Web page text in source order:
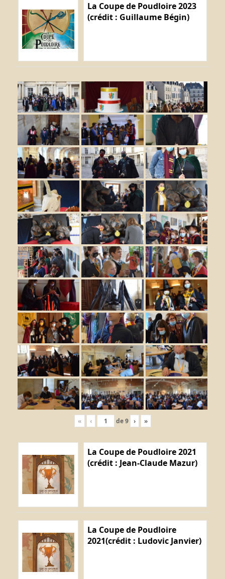
La Coupe de Poudloire 2023
(crédit : Guillaume Bégin)
« ‹ de9 › »
La Coupe de Poudloire 2021
(crédit : Jean-Claude Mazur)
La Coupe de Poudloire
2021(crédit : Ludovic Janvier)